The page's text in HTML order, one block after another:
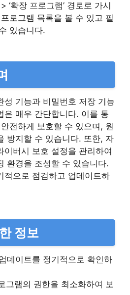
‘확장 프로그램’ 경로로 가시
로그램 목록을 볼 수 있고 필
있습니다.
성 기능과 비밀번호 저장 기능
은 매우 간단합니다. 이를 통
전하게 보호할 수 있으며, 원
방지할 수 있습니다. 또한, 자
이버시 보호 설정을 관리하여
환경을 조성할 수 있습니다.
적으로 점검하고 업데이트하
정보
데이트를 정기적으로 확인하
그램의 권한을 최소화하여 보